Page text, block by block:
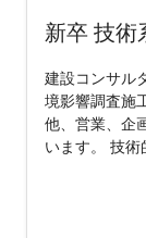
新卒 技術
建設コンサル
境影響調査施
他、営業、企
います。 技術